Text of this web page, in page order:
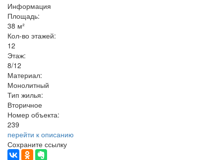
Информация
Площадь:
38 м²
Кол-во этажей:
12
Этаж:
8/12
Материал:
Монолитный
Тип жилья:
Вторичное
Номер объекта:
239
перейти к описанию
Сохраните ссылку